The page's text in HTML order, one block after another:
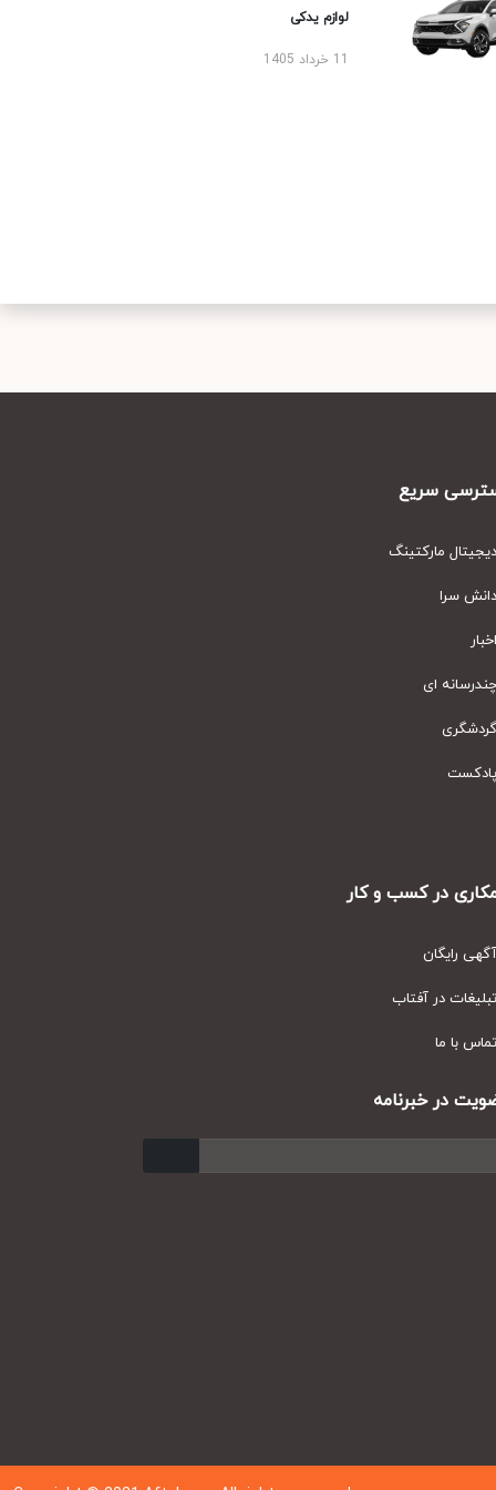
لوازم یدکی
سریع
مارکتینگ
سرا
ای
در کسب و کار
رایگان
در آفتاب
با ما
در خبرنامه